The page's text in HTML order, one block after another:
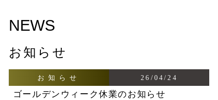
NEWS
お知らせ
お知らせ 26/04/24
ゴールデンウィーク休業のお知らせ